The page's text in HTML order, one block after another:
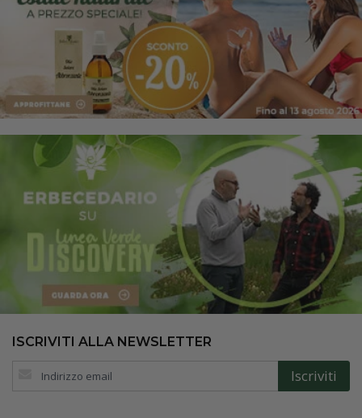
ISCRIVITI ALLA NEWSLETTER
Iscriviti